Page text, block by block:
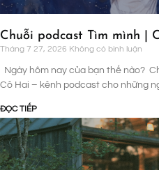
Chuỗi podcast Tìm mình |
Tháng 7 27, 2026 Không có bình luận
Ngày hôm nay của bạn thế nào?
Cô Hai – kênh podcast cho những
ĐỌC TIẾP